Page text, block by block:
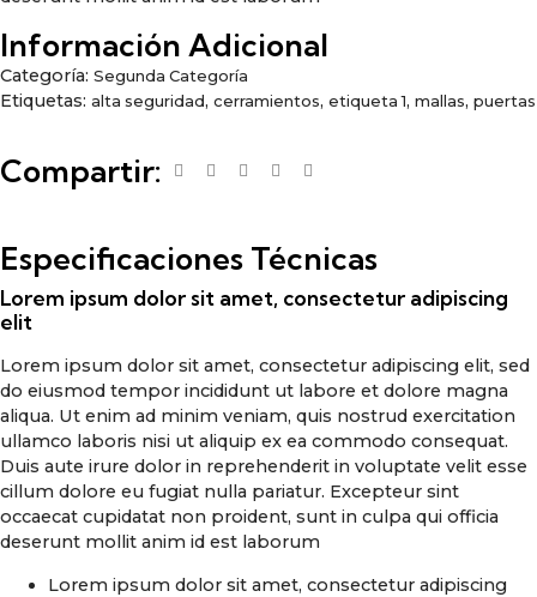
Información Adicional
Categoría: Segunda Categoría
Etiquetas: alta seguridad, cerramientos, etiqueta 1, mallas, puertas
Compartir:
Especificaciones Técnicas
Lorem ipsum dolor sit amet, consectetur adipiscing
elit
Lorem ipsum dolor sit amet, consectetur adipiscing elit, sed
do eiusmod tempor incididunt ut labore et dolore magna
aliqua. Ut enim ad minim veniam, quis nostrud exercitation
ullamco laboris nisi ut aliquip ex ea commodo consequat.
Duis aute irure dolor in reprehenderit in voluptate velit esse
cillum dolore eu fugiat nulla pariatur. Excepteur sint
occaecat cupidatat non proident, sunt in culpa qui officia
deserunt mollit anim id est laborum
Lorem ipsum dolor sit amet, consectetur adipiscing